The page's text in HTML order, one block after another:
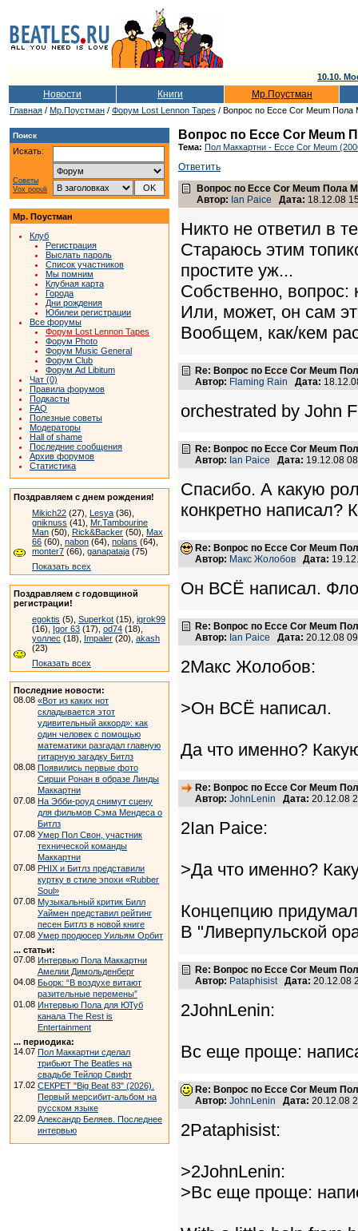
10.10.
Новости Книги Мр.Поустман
Главная / Мр.Поустман / Форум Lost Lennon Tapes / Вопрос по Ecce Cor Meum Пола
Поиск
Искать:
Советы
Vox populi
Мр. Поустман
Клуб
Регистрация
Выслать пароль
Список участников
Мы помним
Клубная карта
Города
Дни рождения
Юбилеи регистрации
Все форумы
Форум Lost Lennon Tapes
Форум Photo
Форум Music General
Форум Club
Форум Ad Libitum
Чат (0)
Правила форумов
Подкасты
FAQ
Полезные советы
Модераторы
Hall of shame
Последние сообщения
Архив форумов
Статистика
Поздравляем с днем рождения!
Mikich22 (27), Lesya (36),
gniknuss (41), Mr.Tambourine
Man (50), Rick&Backer (50), Max
66 (60), nabon (64), nolans (64),
monter7 (66), ganapataja (75)
Показать всех
Поздравляем с годовщиной
регистрации!
egoktis (5), Superkot (15), igrok99
(16), Igor 63 (17), od74 (18),
уоллес (18), Impaler (20), akash
(23)
Показать всех
Последние новости:
08.08 «Вот из каких нот
складывается этот
удивительный аккорд»: как
один человек с помощью
математики разгадал главную
гитарную загадку Битлз
08.08 Появились первые фото
Сирши Ронан в образе Линды
Маккартни
07.08 На Эбби-роуд снимут сцену
для фильмов Сэма Мендеса о
Битлз
07.08 Умер Пол Свон, участник
технической команды
Маккартни
07.08 PHIX и Битлз представили
куртку в стиле эпохи «Rubber
Soul»
07.08 Музыкальный критик Билл
Уаймен представил рейтинг
песен Битлз в новой книге
07.08 Умер продюсер Уильям Орбит
... статьи:
07.08 Интервью Пола Маккартни
Амелии Димольденберг
04.08 Бьорк: “В воздухе витают
разительные перемены”
01.08 Интервью Пола для ЮТуб
канала The Rest is
Entertainment
... периодика:
14.07 Пол Маккартни сделал
трибьют The Beatles на
свадьбе Тейлор Свифт
17.02 СЕКРЕТ "Big Beat 83" (2026).
Первый мерсибит-альбом на
русском языке
22.09 Александр Беляев. Последнее
интервью
Вопрос по Ecce Cor Meum
Тема: Пол Маккартни - Ecce Cor Meum
Ответить
Вопрос по Ecce Cor Meum Пола
Автор: Ian Paice Дата: 18.12.08
Никто не ответил в
Стараюсь этим
простите уж...
Собственно, вопрос:
Или, может, он сам
Вообщем, как/кем
Re: Вопрос по Ecce Cor Meum
Автор: Flaming Rain Дата:
orchestrated by John
Re: Вопрос по Ecce Cor Meum
Автор: Ian Paice Дата: 19.12.08
Спасибо. А какую
конкретно написал?
Re: Вопрос по Ecce Cor Meum
Автор: Макс Жолобов Дата:
Он ВСЁ написал.
Re: Вопрос по Ecce Cor Meum
Автор: Ian Paice Дата: 20.12.08
2Макс Жолобов:
>Он ВСЁ написал.
Да что именно?
Re: Вопрос по Ecce Cor Meum
Автор: JohnLenin Дата: 20.12.08
2Ian Paice:
>Да что именно?
Концепцию
В "Ливерпульской
Re: Вопрос по Ecce Cor Meum
Автор: Pataphisist Дата: 20.12.08
2JohnLenin:
Вс еще проще:
Re: Вопрос по Ecce Cor Meum
Автор: JohnLenin Дата: 20.12.08
2Pataphisist:
>2JohnLenin:
>Вс еще проще: